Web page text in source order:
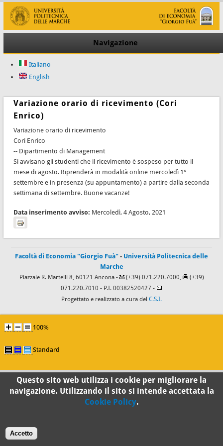
Navigazione
Italiano
English
Variazione orario di ricevimento (Cori
Enrico)
Variazione orario di ricevimento
Cori Enrico
-- Dipartimento di Management
Si avvisano gli studenti che il ricevimento è sospeso per tutto il
mese di agosto. Riprenderà in modalità online mercoledì 1°
settembre e in presenza (su appuntamento) a partire dalla seconda
settimana di settembre. Buone vacanze!
Data inserimento avviso: Mercoledì, 4 Agosto, 2021
Facoltà di Economia "Giorgio Fuà" - Università Politecnica delle
Marche
Piazzale R. Martelli 8, 60121 Ancona - (+39) 071.220.7000,
(+39)
071.220.7010 - P.I. 00382520427 -
Progettato e realizzato a cura del C.S.I.
100%
Standard
Questo sito web utilizza i cookie per migliorare la
navigazione. Utilizzando il sito si intende accettata la
Cookie Policy.
Accetto